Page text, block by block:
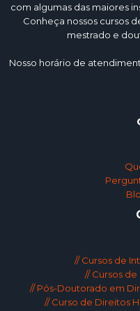
com algumas das maiores
Conheça nossos cursos
mestrado e
Nosso horário de
// Cursos de
// Cursos
// Pós-Doutorado em
// Curso de Direitos